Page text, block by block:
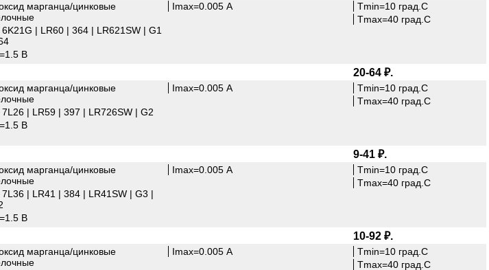
марганца/цинковые
6K21G | LR60 | 364 | LR621SW | G1
В
Imax=0.005 А
Tmin=10 град.С
Tmax=40 град.С
20-64 ₽.
марганца/цинковые
7L26 | LR59 | 397 | LR726SW | G2
В
Imax=0.005 А
Tmin=10 град.С
Tmax=40 град.С
9-41 ₽.
марганца/цинковые
7L36 | LR41 | 384 | LR41SW | G3 |
В
Imax=0.005 А
Tmin=10 град.С
Tmax=40 град.С
10-92 ₽.
марганца/цинковые
Imax=0.005 А
Tmin=10 град.С
Tmax=40 град.С